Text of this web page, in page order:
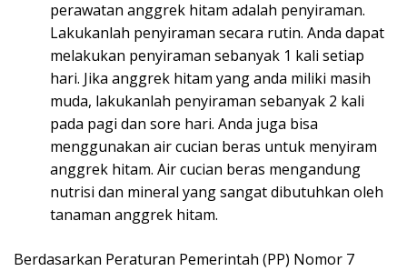
perawatan anggrek hitam adalah penyiraman.
Lakukanlah penyiraman secara rutin. Anda dapat
melakukan penyiraman sebanyak 1 kali setiap
hari. Jika anggrek hitam yang anda miliki masih
muda, lakukanlah penyiraman sebanyak 2 kali
pada pagi dan sore hari. Anda juga bisa
menggunakan air cucian beras untuk menyiram
anggrek hitam. Air cucian beras mengandung
nutrisi dan mineral yang sangat dibutuhkan oleh
tanaman anggrek hitam.
Berdasarkan Peraturan Pemerintah (PP) Nomor 7